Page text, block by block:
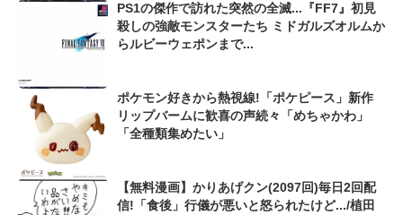
PS1の傑作で訪れた突然の全滅...『FF7』初見
殺しの強敵モンスターたち ミドガルズオルムか
らルビーウェポンまで...
ポケモン好きから熱視線!「ポケピース」新作
リップバームに歓喜の声続々「めちゃかわ」
「全種類集めたい」
【無料漫画】かりあげクン(2097回)毎日2回配
信!「食後」行儀が悪いと怒られたけど.../植田